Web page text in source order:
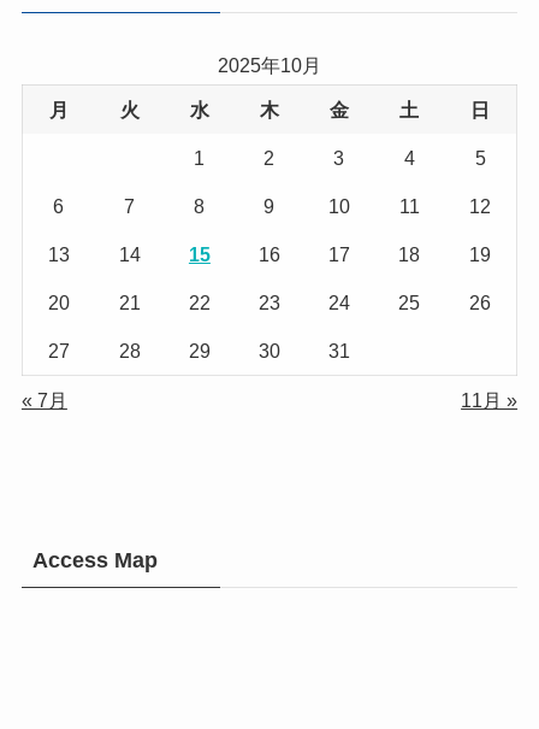
2025年10月
月 火 水 木 金 土 日
1 2 3 4 5
6 7 8 9 10 11 12
13 14 15 16 17 18 19
20 21 22 23 24 25 26
27 28 29 30 31
« 7月 11月 »
Access Map